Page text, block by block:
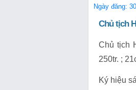
Ngày đăng:
Chủ tịch
Chủ tịch
250tr. ;
Ký hiệu